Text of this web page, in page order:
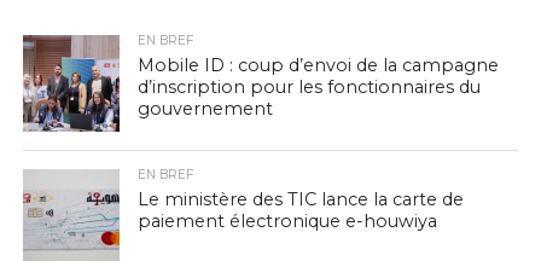
EN BREF
Mobile ID : coup d’envoi de la campagne
d’inscription pour les fonctionnaires du
gouvernement
EN BREF
Le ministère des TIC lance la carte de
paiement électronique e-houwiya